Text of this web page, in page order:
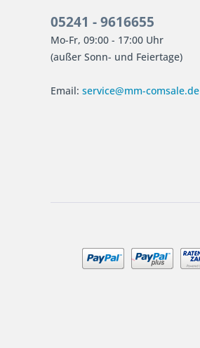
05241 - 9616655
Mo-Fr, 09:00 - 17:00 Uhr
(außer Sonn- und Feiertage)
Email: service@mm-comsale.de